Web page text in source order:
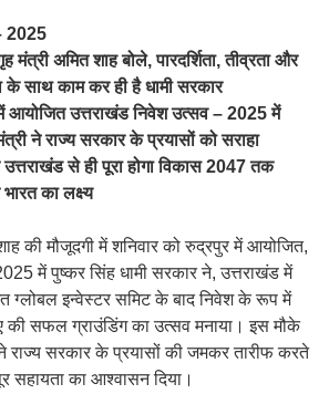
2025
मंत्री अमित शाह बोले, पारदर्शिता, तीव्रता और
के साथ काम कर ही है धामी सरकार
आयोजित उत्तराखंड निवेश उत्सव – 2025 में
ने राज्य सरकार के प्रयासों को सराहा
से ही पूरा होगा विकास 2047 तक
का लक्ष्य
की मौजूदगी में शनिवार को रुद्रपुर में आयोजित,
में पुष्कर सिंह धामी सरकार ने, उत्तराखंड में
ग्लोबल इन्वेस्टर समिट के बाद निवेश के रूप में
सफल ग्राउंडिंग का उत्सव मनाया। इस मौके
राज्य सरकार के प्रयासों की जमकर तारीफ करते
सहायता का आश्वासन दिया।